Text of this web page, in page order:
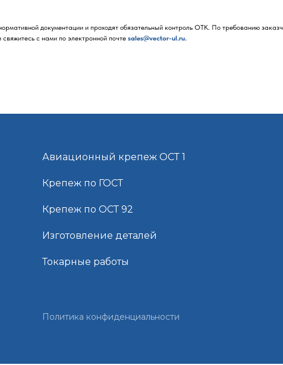
документации и проходят обязательный контроль ОТК. По требованию
с нами по электронной почте sales@vector-ul.ru.
Авиационный крепеж ОСТ 1
Крепеж по ГОСТ
Крепеж по ОСТ 92
Изготовление деталей
Токарные работы
Политика конфиденциальности